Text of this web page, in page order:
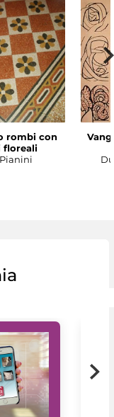
rombi con
floreali